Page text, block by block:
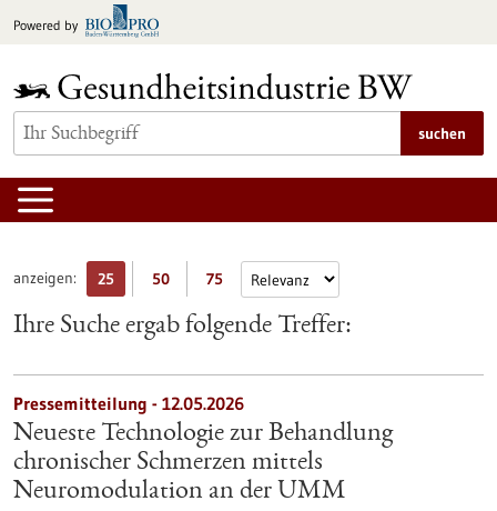
Inhalt
Powered by
suchen
anzeigen: 25 50 75
Ihre Suche ergab folgende Treffer:
Pressemitteilung - 12.05.2026
Neueste Technologie zur Behandlung
chronischer Schmerzen mittels
Neuromodulation an der UMM